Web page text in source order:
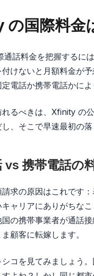
国際料金
話料金を把握するに
けないと月額料金が
電話か携帯電話かによ
れるべきは、Xfinity の
、そこで早速最初の落
vs 携帯電話の
請求の原因はこれです
キャリアにありがちな
の携帯事業者が通話
顧客に転嫁します。
コを見てみましょう